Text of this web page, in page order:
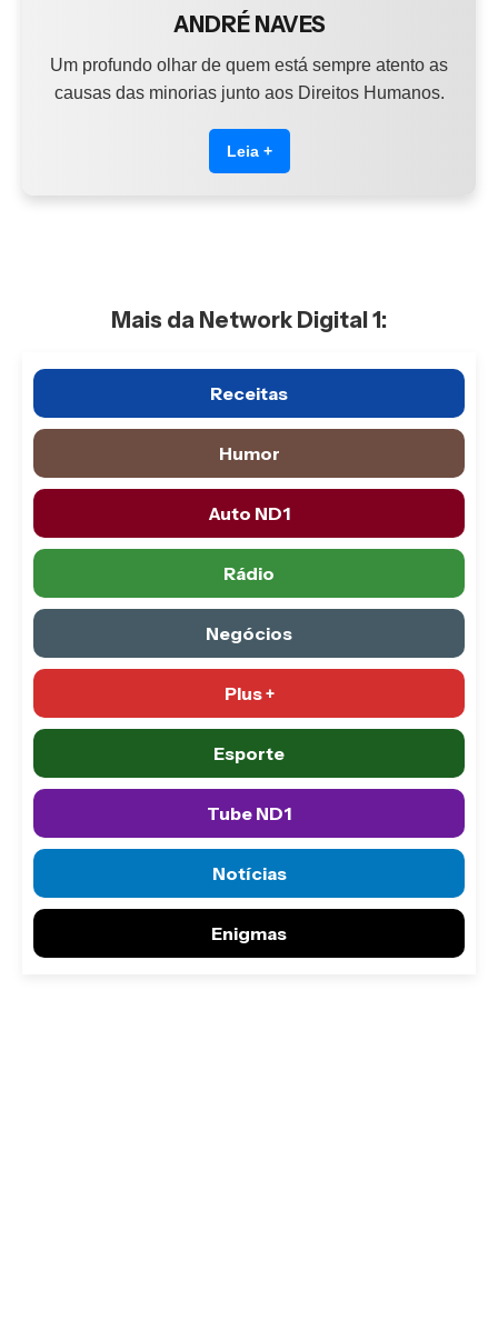
ANDRÉ NAVES
Um profundo olhar de quem está sempre atento as
causas das minorias junto aos Direitos Humanos.
Leia +
Mais da Network Digital 1:
Receitas
Humor
Auto ND1
Rádio
Negócios
Plus +
Esporte
Tube ND1
Notícias
Enigmas